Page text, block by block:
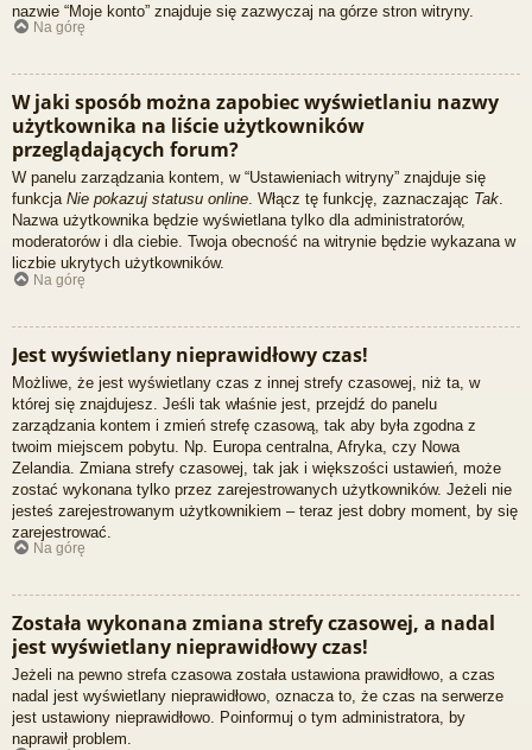
nazwie “Moje konto” znajduje się zazwyczaj na górze stron witryny.
Na górę
W jaki sposób można zapobiec wyświetlaniu nazwy
użytkownika na liście użytkowników
przeglądających forum?
W panelu zarządzania kontem, w “Ustawieniach witryny” znajduje się
funkcja Nie pokazuj statusu online. Włącz tę funkcję, zaznaczając Tak.
Nazwa użytkownika będzie wyświetlana tylko dla administratorów,
moderatorów i dla ciebie. Twoja obecność na witrynie będzie wykazana w
liczbie ukrytych użytkowników.
Na górę
Jest wyświetlany nieprawidłowy czas!
Możliwe, że jest wyświetlany czas z innej strefy czasowej, niż ta, w
której się znajdujesz. Jeśli tak właśnie jest, przejdź do panelu
zarządzania kontem i zmień strefę czasową, tak aby była zgodna z
twoim miejscem pobytu. Np. Europa centralna, Afryka, czy Nowa
Zelandia. Zmiana strefy czasowej, tak jak i większości ustawień, może
zostać wykonana tylko przez zarejestrowanych użytkowników. Jeżeli nie
jesteś zarejestrowanym użytkownikiem – teraz jest dobry moment, by się
zarejestrować.
Na górę
Została wykonana zmiana strefy czasowej, a nadal
jest wyświetlany nieprawidłowy czas!
Jeżeli na pewno strefa czasowa została ustawiona prawidłowo, a czas
nadal jest wyświetlany nieprawidłowo, oznacza to, że czas na serwerze
jest ustawiony nieprawidłowo. Poinformuj o tym administratora, by
naprawił problem.